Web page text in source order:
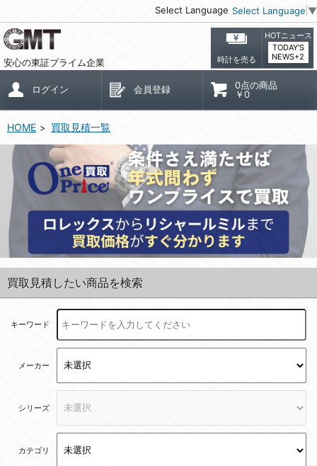
Select Language Select Language ▼
安心の東証プライム企業 時計を売る
HOTニュース
TODAY'S
NEWS+2
ログイン 会員登録
0点の商品
￥0
HOME 買取見積一覧
買取見積したい商品を検索
キーワード
メーカー
シリーズ
カテゴリ